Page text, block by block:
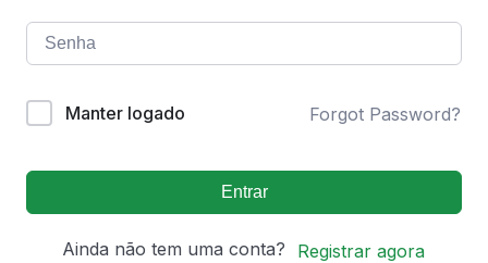
Manter logado Forgot Password?
Entrar
Ainda não tem uma conta? Registrar agora